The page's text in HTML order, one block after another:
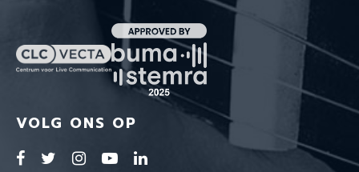
VOLG ONS OP